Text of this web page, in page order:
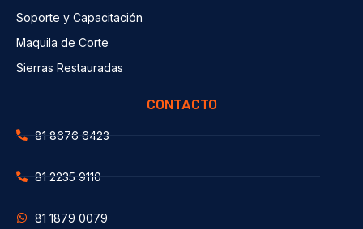
Soporte y Capacitación
Maquila de Corte
Sierras Restauradas
CONTACTO
81 8676 6423
81 2235 9110
81 1879 0079